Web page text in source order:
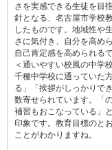
さを実感できる生徒を目
針となる、名古屋市学校
したものです。地域性や
さに気付き、自分を高め
自己肯定感を高められるで
＜通いやすい校風の中学
千種中学校に通っていた
る」「挨拶がしっかりで
数寄せられています。「
補習もおこなっている」
印象です。教育目標のと
ことがわかりますね。